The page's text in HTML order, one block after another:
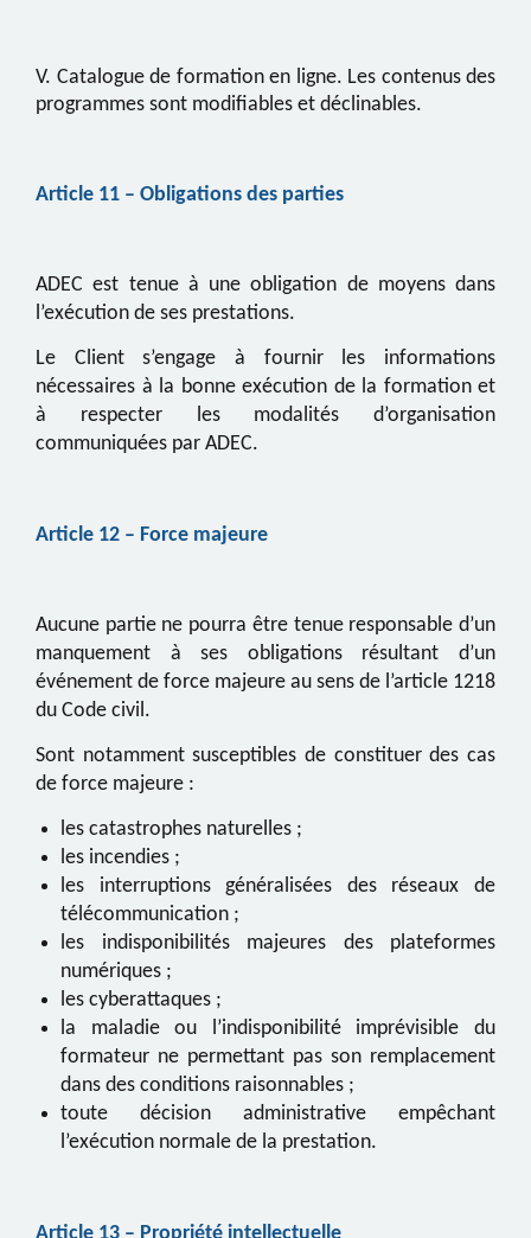
V. Catalogue de formation en ligne. Les contenus des
programmes sont modifiables et déclinables.
Article 11 – Obligations des parties
ADEC est tenue à une obligation de moyens dans
l’exécution de ses prestations.
Le Client s’engage à fournir les informations
nécessaires à la bonne exécution de la formation et
à respecter les modalités d’organisation
communiquées par ADEC.
Article 12 – Force majeure
Aucune partie ne pourra être tenue responsable d’un
manquement à ses obligations résultant d’un
événement de force majeure au sens de l’article 1218
du Code civil.
Sont notamment susceptibles de constituer des cas
de force majeure :
les catastrophes naturelles ;
les incendies ;
les interruptions généralisées des réseaux de
télécommunication ;
les indisponibilités majeures des plateformes
numériques ;
les cyberattaques ;
la maladie ou l’indisponibilité imprévisible du
formateur ne permettant pas son remplacement
dans des conditions raisonnables ;
toute décision administrative empêchant
l’exécution normale de la prestation.
Article 13 – Propriété intellectuelle